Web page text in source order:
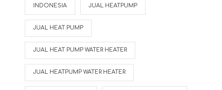
INDONESIA JUAL HEATPUMP
JUAL HEAT PUMP
JUAL HEAT PUMP WATER HEATER
JUAL HEATPUMP WATER HEATER